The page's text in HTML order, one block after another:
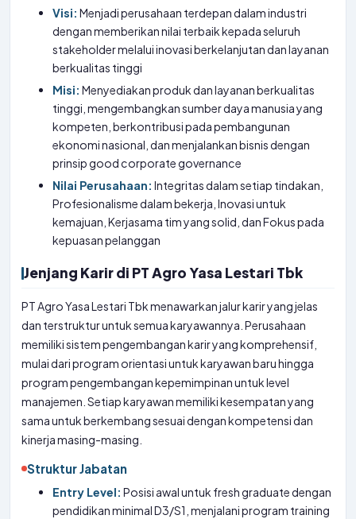
Visi: Menjadi perusahaan terdepan dalam industri
dengan memberikan nilai terbaik kepada seluruh
stakeholder melalui inovasi berkelanjutan dan layanan
berkualitas tinggi
Misi: Menyediakan produk dan layanan berkualitas
tinggi, mengembangkan sumber daya manusia yang
kompeten, berkontribusi pada pembangunan
ekonomi nasional, dan menjalankan bisnis dengan
prinsip good corporate governance
Nilai Perusahaan: Integritas dalam setiap tindakan,
Profesionalisme dalam bekerja, Inovasi untuk
kemajuan, Kerjasama tim yang solid, dan Fokus pada
kepuasan pelanggan
Jenjang Karir di PT Agro Yasa Lestari Tbk
PT Agro Yasa Lestari Tbk menawarkan jalur karir yang jelas
dan terstruktur untuk semua karyawannya. Perusahaan
memiliki sistem pengembangan karir yang komprehensif,
mulai dari program orientasi untuk karyawan baru hingga
program pengembangan kepemimpinan untuk level
manajemen. Setiap karyawan memiliki kesempatan yang
sama untuk berkembang sesuai dengan kompetensi dan
kinerja masing-masing.
Struktur Jabatan
Entry Level: Posisi awal untuk fresh graduate dengan
pendidikan minimal D3/S1, menjalani program training